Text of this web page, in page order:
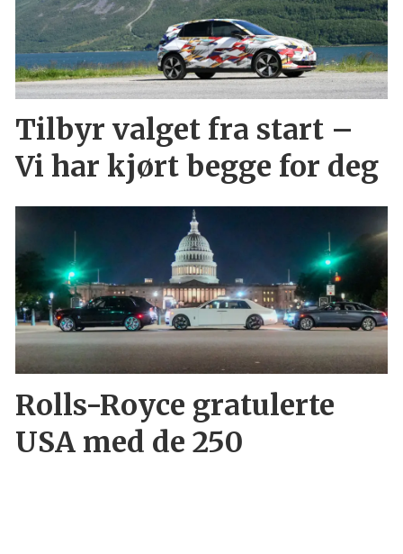
Tilbyr valget fra start –
Vi har kjørt begge for deg
Rolls-Royce gratulerte
USA med de 250